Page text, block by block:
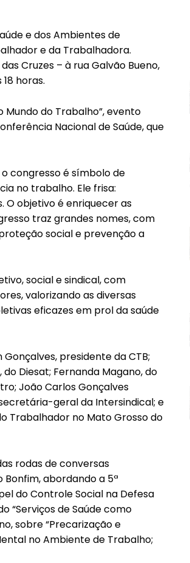
e dos Ambientes de
e da Trabalhadora.
Cruzes – à rua Galvão Bueno,
horas.
Mundo do Trabalho”, evento
Nacional de Saúde, que
congresso é símbolo de
no trabalho. Ele frisa:
O objetivo é enriquecer as
traz grandes nomes, com
social e prevenção a
social e sindical, com
valorizando as diversas
eficazes em prol da saúde
presidente da CTB;
do Diesat; Fernanda Magano, do
João Carlos Gonçalves
geral da Intersindical; e
Trabalhador no Mato Grosso do
rodas de conversas
Bonfim, abordando a 5ª
do Controle Social na Defesa
“Serviços de Saúde como
sobre “Precarização e
no Ambiente de Trabalho;